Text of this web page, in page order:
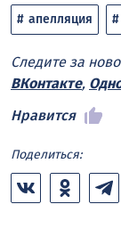
апелляция
Следите за
ВКонтакте,
Нравится
Поделиться: